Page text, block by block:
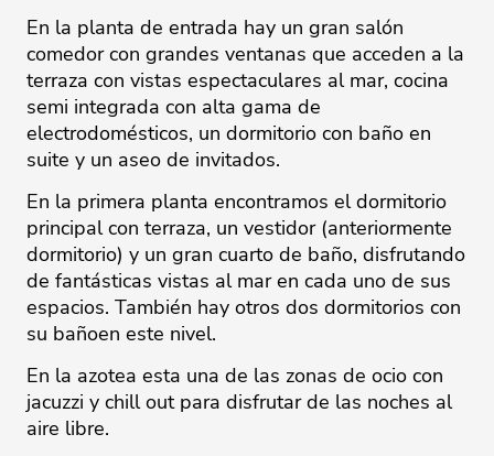
En la planta de entrada hay un gran salón
comedor con grandes ventanas que acceden a la
terraza con vistas espectaculares al mar, cocina
semi integrada con alta gama de
electrodomésticos, un dormitorio con baño en
suite y un aseo de invitados.
En la primera planta encontramos el dormitorio
principal con terraza, un vestidor (anteriormente
dormitorio) y un gran cuarto de baño, disfrutando
de fantásticas vistas al mar en cada uno de sus
espacios. También hay otros dos dormitorios con
su bañoen este nivel.
En la azotea esta una de las zonas de ocio con
jacuzzi y chill out para disfrutar de las noches al
aire libre.